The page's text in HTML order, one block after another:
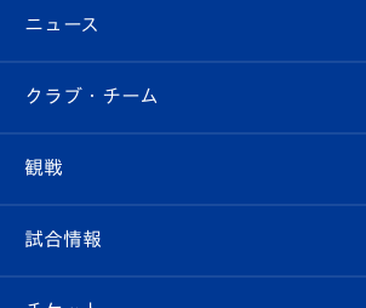
ニュース
すべて
クラブ
試合情報
クラブ・チーム
クラブ概要
観戦
観戦ルール
試合情報